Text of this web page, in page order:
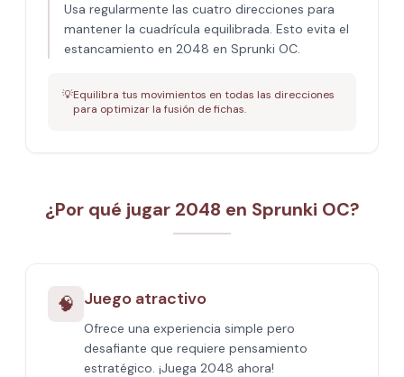
Usa regularmente las cuatro direcciones para
mantener la cuadrícula equilibrada. Esto evita el
estancamiento en 2048 en Sprunki OC.
💡Equilibra tus movimientos en todas las direcciones
para optimizar la fusión de fichas.
¿Por qué jugar 2048 en Sprunki OC?
🧠 Juego atractivo
Ofrece una experiencia simple pero
desafiante que requiere pensamiento
estratégico. ¡Juega 2048 ahora!